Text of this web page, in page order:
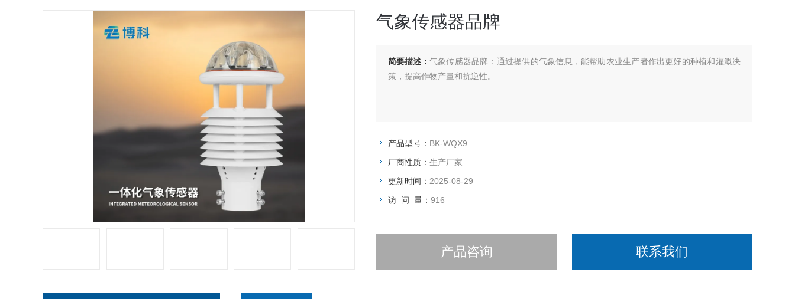
气象传感器品牌
简要描述： 气象传感器品牌：通过提供的气象信息，能帮助农业生产者作出更好的种植和灌溉决
策，提高作物产量和抗逆性。
产品型号： BK-WQX9
厂商性质： 生产厂家
更新时间： 2025-08-29
访 问 量： 916
产品咨询 联系我们